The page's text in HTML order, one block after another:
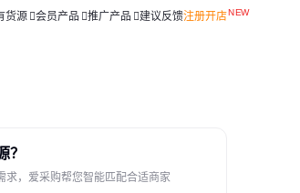
货源 会员产品 推广产品 建议反馈注册开店
？
求，爱采购帮您智能匹配合适商家